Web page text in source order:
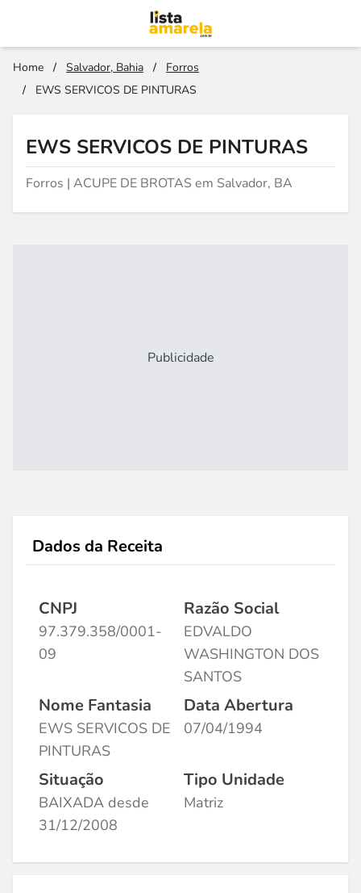
Home / Salvador, Bahia /
Forros
/
EWS SERVICOS DE PINTURAS
EWS SERVICOS DE PINTURAS
Forros | ACUPE DE BROTAS em Salvador, BA
Publicidade
Dados da Receita
CNPJ
97.379.358/0001-
09
Razão Social
EDVALDO
WASHINGTON DOS
SANTOS
Nome Fantasia
EWS SERVICOS DE
PINTURAS
Data Abertura
07/04/1994
Situação
BAIXADA desde
31/12/2008
Tipo Unidade
Matriz